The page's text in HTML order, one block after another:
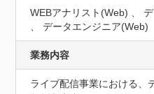
WEBアナリスト(Web) 、
、 データエンジニア(Web)
業務内容
ライブ配信事業における、